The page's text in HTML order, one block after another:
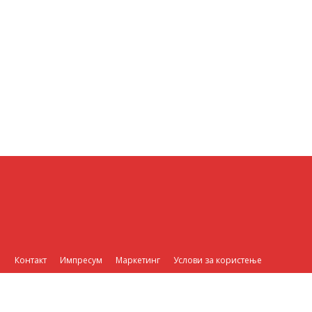
Контакт Импресум Маркетинг Услови за користење